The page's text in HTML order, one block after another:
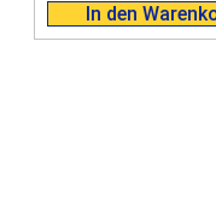
In den